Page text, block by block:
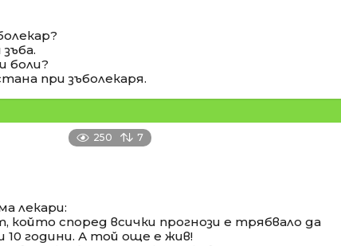
боли?
при зъболекаря.
250 7
лекари:
който според всички прогнози е трябвало да
10 години. А той още е жив!